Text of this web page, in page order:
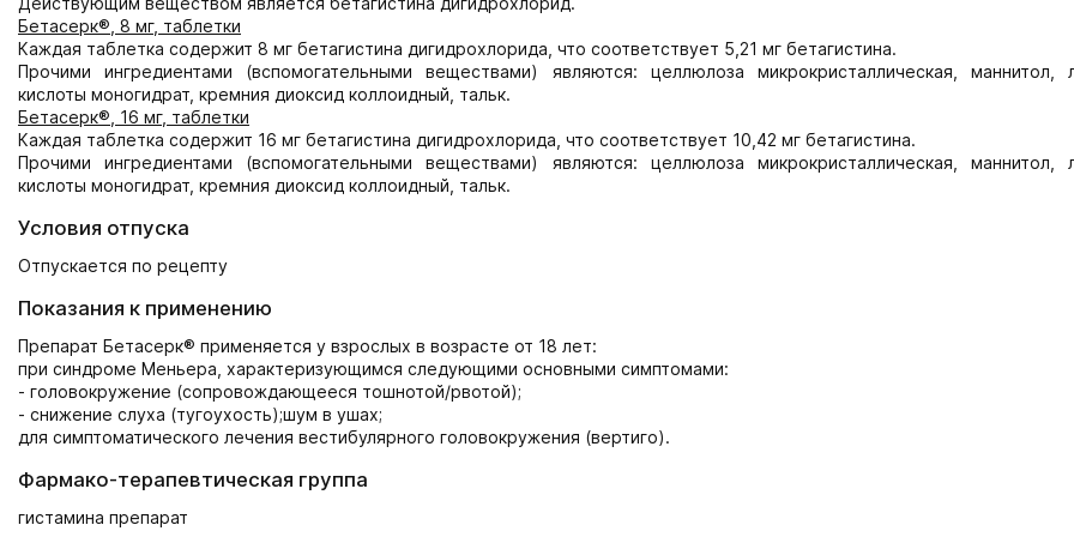
Бетасерк®, 8 мг, таблетки
Каждая таблетка содержит 8 мг бетагистина дигидрохлорида, что соответствует 5,21 мг бетагистина.
Прочими ингредиентами (вспомогательными веществами) являются: целлюлоза микрокристаллическая, маннитол,
кислоты моногидрат, кремния диоксид коллоидный, тальк.
Бетасерк®, 16 мг, таблетки
Каждая таблетка содержит 16 мг бетагистина дигидрохлорида, что соответствует 10,42 мг бетагистина.
Прочими ингредиентами (вспомогательными веществами) являются: целлюлоза микрокристаллическая, маннитол,
кислоты моногидрат, кремния диоксид коллоидный, тальк.
Условия отпуска
Отпускается по рецепту
Показания к применению
Препарат Бетасерк® применяется у взрослых в возрасте от 18 лет:
при синдроме Меньера, характеризующимся следующими основными симптомами:
- головокружение (сопровождающееся тошнотой/рвотой);
- снижение слуха (тугоухость);шум в ушах;
для симптоматического лечения вестибулярного головокружения (вертиго).
Фармако-терапевтическая группа
гистамина препарат